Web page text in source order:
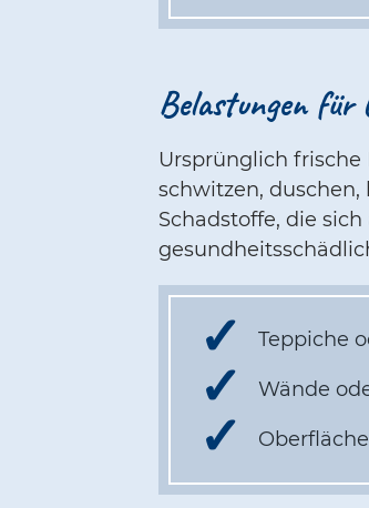
Belastungen für
Ursprünglich
schwitzen,
Schadstoffe, die
Teppiche
Wände